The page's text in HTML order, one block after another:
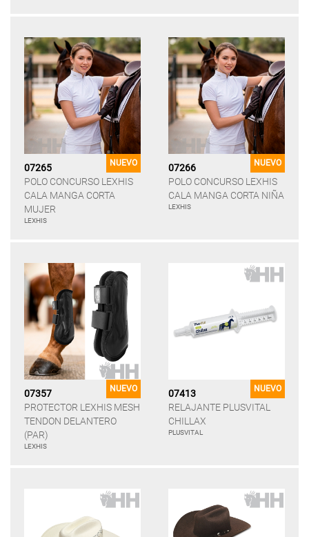
07265 NUEVO
POLO CONCURSO LEXHIS
CALA MANGA CORTA
MUJER
LEXHIS
07266 NUEVO
POLO CONCURSO LEXHIS
CALA MANGA CORTA NIÑA
LEXHIS
07357 NUEVO
PROTECTOR LEXHIS MESH
TENDON DELANTERO
(PAR)
LEXHIS
07413 NUEVO
RELAJANTE PLUSVITAL
CHILLAX
PLUSVITAL